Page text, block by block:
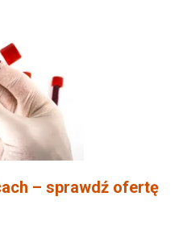
– sprawdź ofertę